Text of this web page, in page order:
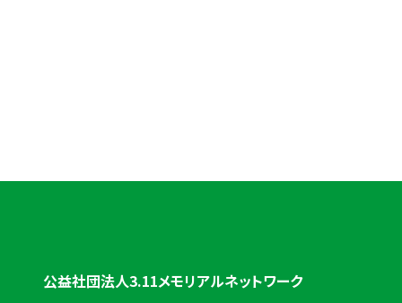
公益社団法人3.11メモリアルネットワーク